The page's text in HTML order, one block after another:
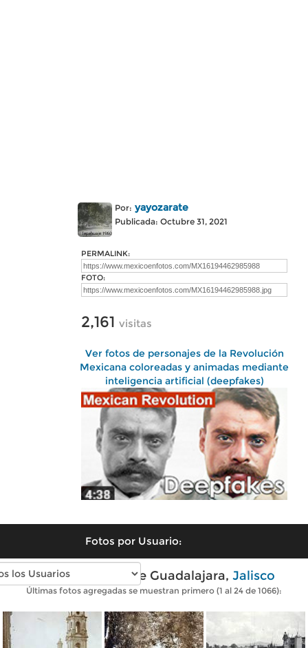
Por: yayozarate
Publicada: Octubre 31, 2021
PERMALINK:
FOTO:
2,161 visitas
Ver fotos de personajes de la Revolución
Mexicana coloreadas y animadas mediante
inteligencia artificial (deepfakes)
Fotos por Usuario:
Fotos antiguas de Guadalajara, Jalisco
Últimas fotos agregadas se muestran primero (1 al 24 de 1066):